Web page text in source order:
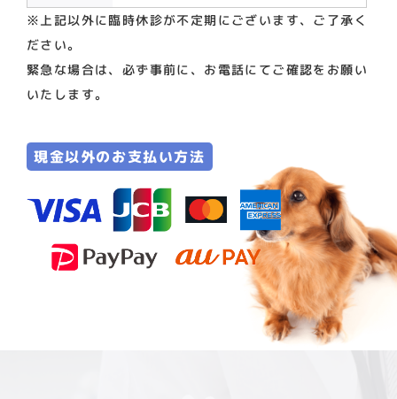
※上記以外に臨時休診が不定期にございます、ご了承く
ださい。
緊急な場合は、必ず事前に、お電話にてご確認をお願い
いたします。
現金以外のお支払い方法